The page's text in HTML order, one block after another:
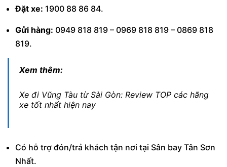
Đặt xe: 1900 88 86 84.
Gửi hàng: 0949 818 819 – 0969 818 819 – 0869 818
819.
Xem thêm:
Xe đi Vũng Tàu từ Sài Gòn: Review TOP các hãng
xe tốt nhất hiện nay
Có hỗ trợ đón/trả khách tận nơi tại Sân bay Tân Sơn
Nhất.